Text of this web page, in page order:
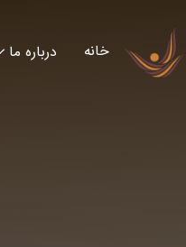
خانه درباره ما